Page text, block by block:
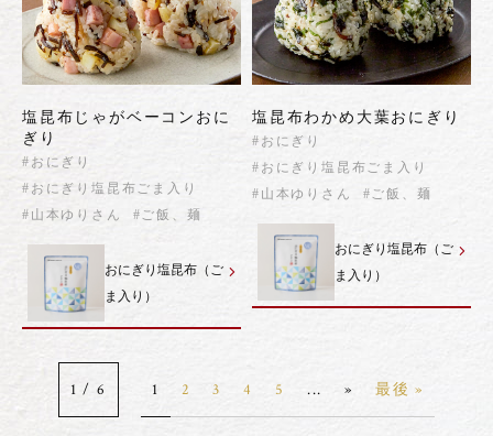
塩昆布じゃがベーコンおに
ぎり
#おにぎり
#おにぎり塩昆布ごま入り
#山本ゆりさん
#ご飯、麺
おにぎり塩昆布（ご
ま入り）
塩昆布わかめ大葉おにぎり
#おにぎり
#おにぎり塩昆布ごま入り
#山本ゆりさん
#ご飯、麺
おにぎり塩昆布（ご
ま入り）
1 / 6 1 2 3 4 5 ... » 最後 »